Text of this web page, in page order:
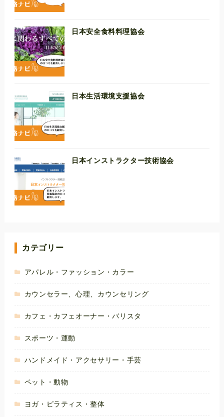
日本安全食料料理協会
日本生活環境支援協会
日本インストラクター技術協会
カテゴリー
アパレル・ファッション・カラー
カウンセラー、心理、カウンセリング
カフェ・カフェオーナー・バリスタ
スポーツ・運動
ハンドメイド・アクセサリー・手芸
ペット・動物
ヨガ・ピラティス・整体